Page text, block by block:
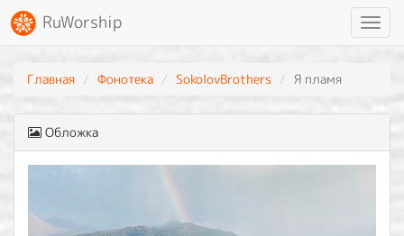
RuWorship
Главная Фонотека SokolovBrothers Я пламя
Обложка